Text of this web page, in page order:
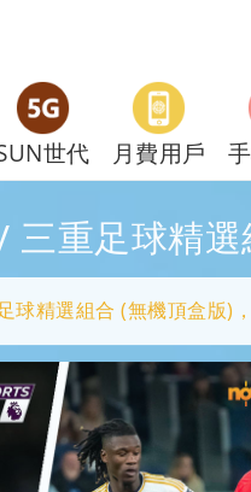
世代 月費用戶
三重足球精
球精選組合 (無機頂盒版)